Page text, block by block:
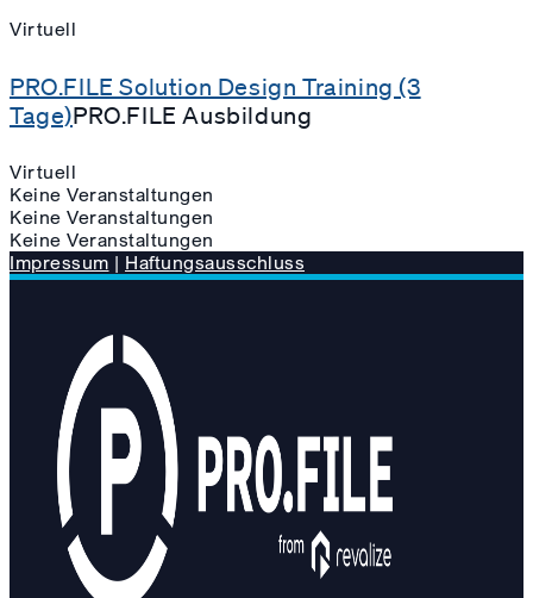
Virtuell
PRO.FILE Solution Design Training (3
Tage)PRO.FILE Ausbildung
Virtuell
Keine Veranstaltungen
Keine Veranstaltungen
Keine Veranstaltungen
Impressum | Haftungsausschluss